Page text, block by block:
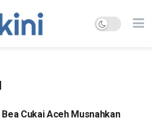
Bea Cukai Aceh Musnahkan